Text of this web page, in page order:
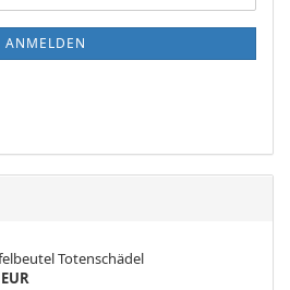
ANMELDEN
Totenschädel